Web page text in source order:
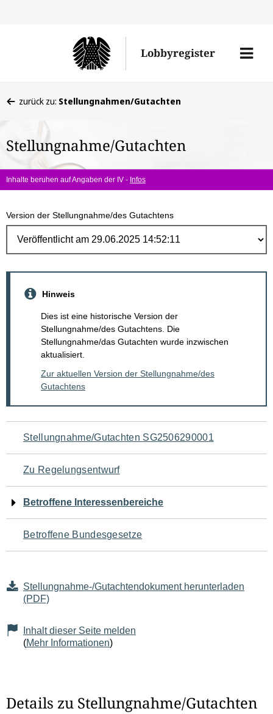
Lobbyregister
Menü
befinden
hier:
zurück zu: Stellungnahmen/Gutachten
Stellungnahme/Gutachten
Inhalte beruhen auf Angaben der IV - Infos
Version der Stellungnahme/des Gutachtens
Hinweis
Dies ist eine historische Version der
Stellungnahme/des Gutachtens. Die
Stellungnahme/das Gutachten wurde inzwischen
aktualisiert.
Zur aktuellen Version der Stellungnahme/des
Gutachtens
Navigation
für
den
Seiteninhalt
Stellungnahme/Gutachten SG2506290001
Zu Regelungsentwurf
Betroffene Interessenbereiche
Betroffene Bundesgesetze
Stellungnahme-/Gutachtendokument herunterladen
(PDF)
Inhalt dieser Seite melden
(Mehr Informationen)
Details zu Stellungnahme/Gutachten